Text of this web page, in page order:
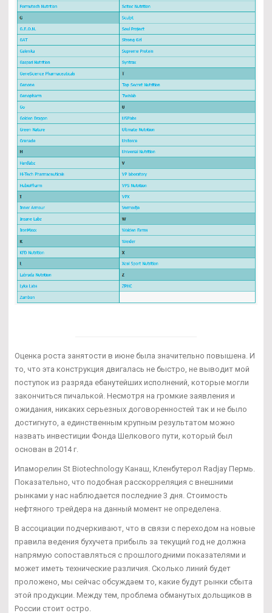
Оценка роста занятости в июне была значительно повышена. И
то, что эта конструкция двигалась не быстро, не выводит мой
поступок из разряда ебанутейших исполнений, которые могли
закончиться пичалькой. Несмотря на громкие заявления и
ожидания, никаких серьезных договоренностей так и не было
достигнуто, а единственным крупным результатом можно
назвать инвестиции Фонда Шелкового пути, который был
основан в 2014 г.
Ипаморелин St Biotechnology Канаш, Кленбутерол Radjay Пермь.
Показательно, что подобная расскорреляция с внешними
рынками у нас наблюдается последние 3 дня. Стоимость
нефтяного трейдера на данный момент не определена.
В ассоциации подчеркивают, что в связи с переходом на новые
правила ведения бухучета прибыль за текущий год не должна
напрямую сопоставляться с прошлогодними показателями и
может иметь технические различия. Сколько линий будет
проложено, мы сейчас обсуждаем то, какие будут рынки сбыта
этой продукции. Между тем, проблема обманутых дольщиков в
России стоит остро.